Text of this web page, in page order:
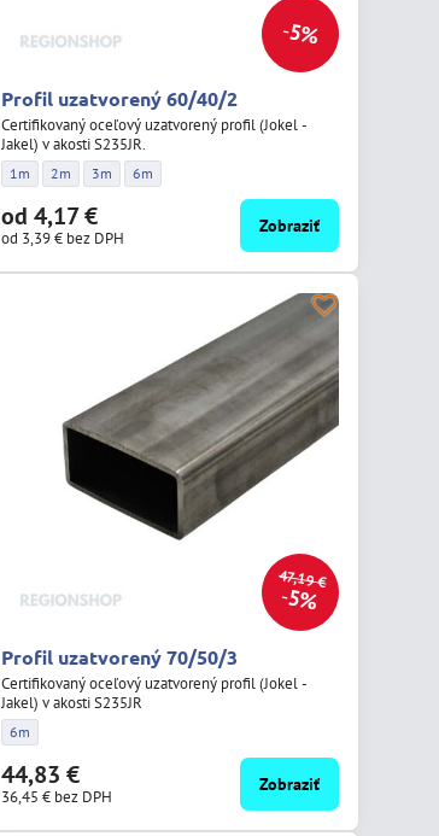
5%
Profil uzatvorený 60/40/2
Certifikovaný oceľový uzatvorený profil (Jokel -
Jakel) v akosti S235JR.
Profil uzatvorený 60/40/2 - Dĺžka:
1m Profil uzatvorený 60/40/2 - Dĺžka:
2m Profil uzatvorený 60/40/2 - Dĺžka:
3m Profil uzatvorený 60/40/2 - Dĺžka:
6m
od 4,17 €
od 3,39 € bez DPH
Zobraziť
47,19 €
5%
Profil uzatvorený 70/50/3
Certifikovaný oceľový uzatvorený profil (Jokel -
Jakel) v akosti S235JR
Profil uzatvorený 70/50/3 - Dĺžka:
6m
44,83 €
36,45 € bez DPH
Zobraziť